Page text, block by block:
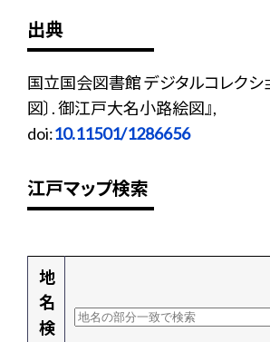
出典
国立国会図書館 デジタルコレクシ
図〕. 御江戸大名小路絵図』,
doi:10.11501/1286656
江戸マップ検索
地
名
検